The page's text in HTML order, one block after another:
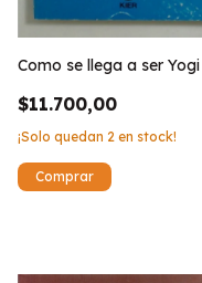
Como se llega a ser Yogi
$11.700,00
¡Solo quedan 2 en stock!